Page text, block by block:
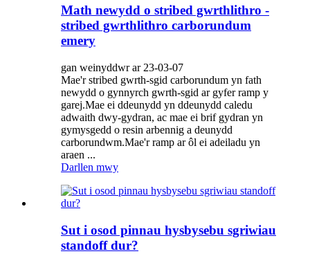
Math newydd o stribed gwrthlithro -
stribed gwrthlithro carborundum
emery
gan weinyddwr ar 23-03-07
Mae'r stribed gwrth-sgid carborundum yn fath
newydd o gynnyrch gwrth-sgid ar gyfer ramp y
garej.Mae ei ddeunydd yn ddeunydd caledu
adwaith dwy-gydran, ac mae ei brif gydran yn
gymysgedd o resin arbennig a deunydd
carborundwm.Mae'r ramp ar ôl ei adeiladu yn
araen ...
Darllen mwy
Sut i osod pinnau hysbysebu sgriwiau
standoff dur?